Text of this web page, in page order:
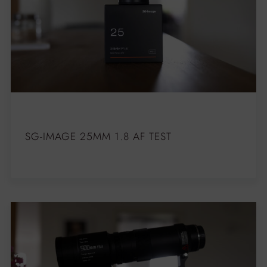
SG-IMAGE 25MM 1.8 AF TEST